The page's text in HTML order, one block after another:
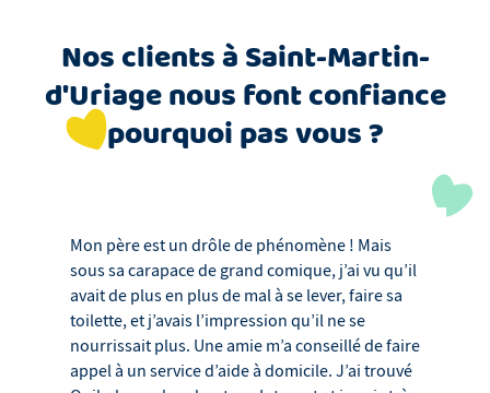
Nos clientsàSaint-Martin-
d'Uriagenous font confiance
pourquoi pas vous ?
Mon père est un drôle de phénomène ! Mais
sous sa carapace de grand comique, j’ai vu qu’il
avait de plus en plus de mal à se lever, faire sa
toilette, et j’avais l’impression qu’il ne se
nourrissait plus. Une amie m’a conseillé de faire
appel à un service d’aide à domicile. J’ai trouvé